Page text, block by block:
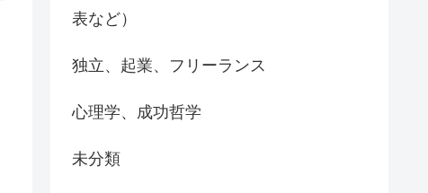
表など）
独立、起業、フリーランス
心理学、成功哲学
未分類